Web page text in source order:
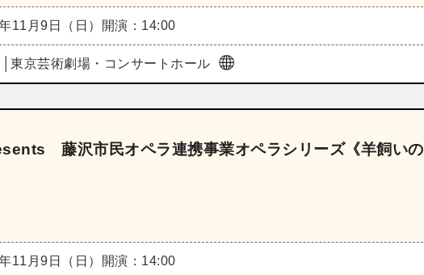
11月9日（日） 開演：14:00
東京芸術劇場・コンサートホール
藤沢市民オペラ連携事業オペラシリーズ《羊飼いの
11月9日（日） 開演：14:00